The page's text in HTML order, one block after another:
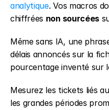
analytique. Vos macros
chiffrées non sourcées
Même sans IA, une
délais annoncés sur la
pourcentage inventé sur
Mesurez les tickets liés
les grandes périodes